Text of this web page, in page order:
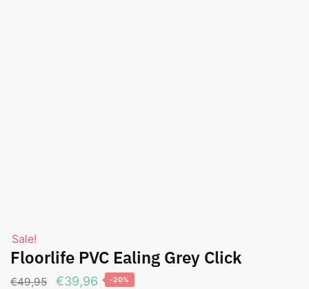
Sale!
Floorlife PVC Ealing Grey Click
€49,95
Oorspronkelijke
€39,96 Huidige
-20%